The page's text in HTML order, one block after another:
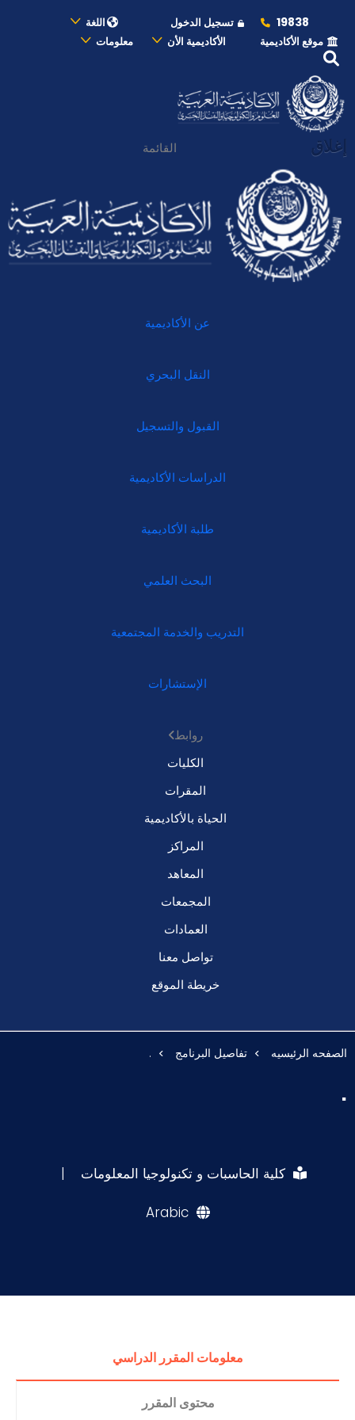
19838 تسجيل الدخول
اللغة
موقع الأكاديمية
الأكاديمية الأن معلومات
إغلاق القائمة
عن الأكاديمية
النقل البحري
القبول والتسجيل
الدراسات الأكاديمية
طلبة الأكاديمية
البحث العلمي
التدريب والخدمة المجتمعية
الإستشارات
روابط
الكليات
المقرات
الحياة بالأكاديمية
المراكز
المعاهد
المجمعات
العمادات
تواصل معنا
خريطة الموقع
الصفحه الرئيسيه تفاصيل البرنامج .
.
كلية الحاسبات و تكنولوجيا المعلومات |
Arabic
معلومات المقرر الدراسي
محتوى المقرر